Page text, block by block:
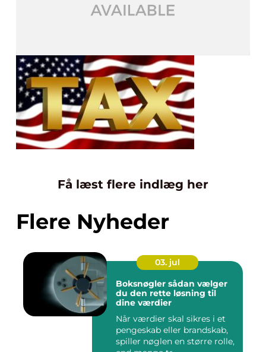
Få læst flere indlæg her
Flere Nyheder
03. jul
Boksnøgler sådan vælger
du den rette løsning til
dine værdier
Når værdier skal sikres i et
pengeskab eller brandskab,
spiller nøglen en større rolle,